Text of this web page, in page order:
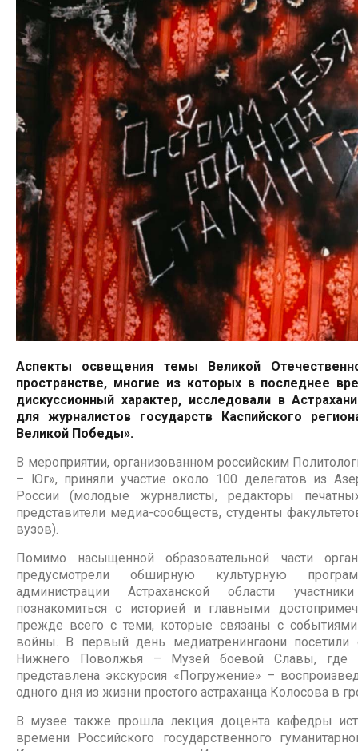
Аспекты освещения темы Великой
пространстве, многие из которых в последнее
дискуссионный характер, исследовали в
для журналистов государств Каспийского
Великой Победы».
В мероприятии, организованном российским
– Юг», приняли участие около 100 делегатов из
России (молодые журналисты, редакторы
представители медиа-сообществ, студенты
вузов).
Помимо насыщенной образовательной части
предусмотрели обширную культурную
администрации Астраханской области
познакомиться с историей и главными
прежде всего с теми, которые связаны с событиями
войны. В первый день медиатренингаони
Нижнего Поволжья – Музей боевой Славы, где
представлена экскурсия «Погружение» –
одного дня из жизни простого астраханца Колосова в
В музее также прошла лекция доцента кафедры
времени Российского государственного